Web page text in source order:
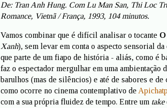
De: Tran Anh Hung. Com Lu Man San, Thi Loc
Romance, Vietnã / França, 1993, 104 minutos.
Vamos combinar que é difícil analisar o tocante
Xanh), sem levar em conta o aspecto sensorial
que parte de um fiapo de história - aliás, como é
faz o espectador mergulhar em uma
barulhos (mas de silêncios) e até de sabores e
como ocorre no cinema contemplativo de
com a sua própria fluidez de tempo. Entre um take